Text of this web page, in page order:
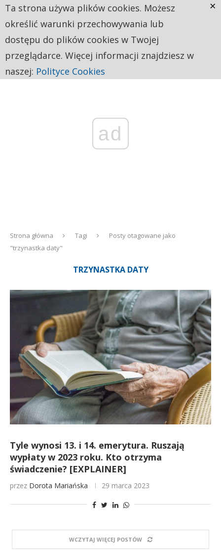
ad
Strona główna Tagi
Posty otagowane jako
"trzynastka daty"
TRZYNASTKA DATY
Tyle wynosi 13. i 14. emerytura. Ruszają
wypłaty w 2023 roku. Kto otrzyma
świadczenie? [EXPLAINER]
przez Dorota Mariańska 29 marca 2023
WCZYTAJ WIĘCEJ POSTÓW
Ta strona używa plików cookies. Możesz
określić warunki przechowywania lub
dostępu do plików cookies w Twojej
przeglądarce. Więcej informacji znajdziesz w
naszej: Polityce Cookies
×